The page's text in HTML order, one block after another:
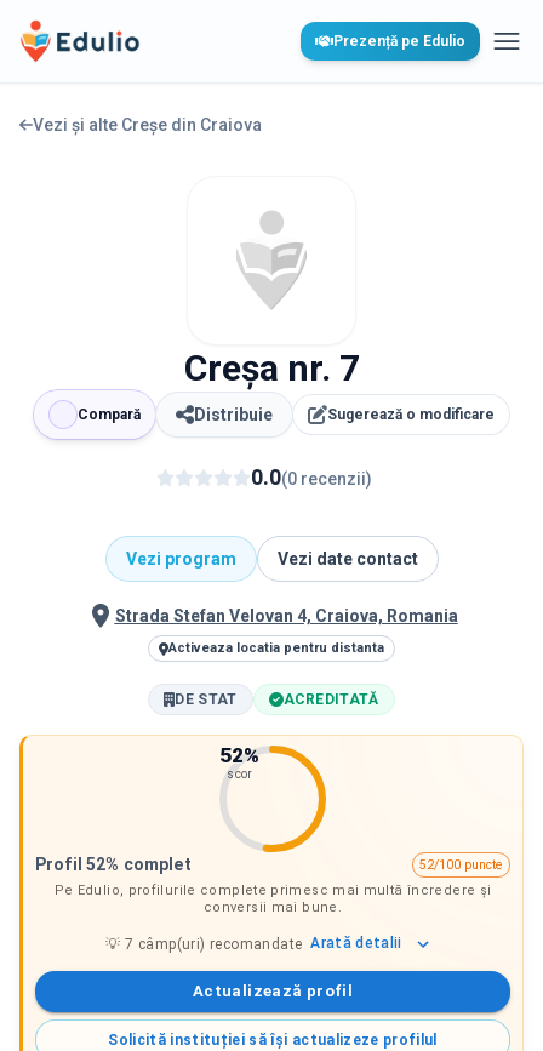
Edulio Prezență pe Edulio
Vezi și alte Creșe din Craiova
Creșa nr. 7
Compară Distribuie Sugerează o modificare
0.0(0 recenzii)
Vezi program Vezi date contact
Strada Stefan Velovan 4, Craiova, Romania
Activeaza locatia pentru distanta
DE STAT ACREDITATĂ
52%
scor
Profil 52% complet
52/100 puncte
Pe Edulio, profilurile complete primesc mai multă încredere și
conversii mai bune.
💡7 câmp(uri) recomandate Arată detalii
Actualizează profil
Solicită instituției să își actualizeze profilul